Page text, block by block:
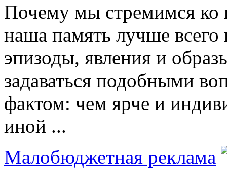
Почему мы стремимся
наша память лучше
эпизоды, явления и
задаваться подобными
фактом: чем ярче и
иной ...
Малобюджетная реклама